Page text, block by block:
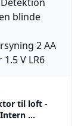
til loft -
…